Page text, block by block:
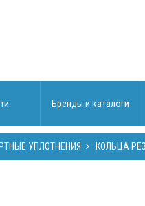
Бренды и каталоги
УПЛОТНЕНИЯ КОЛЬЦА